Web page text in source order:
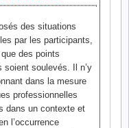
des situations
par les participants,
des points
soient soulevés. Il n’y
dans la mesure
professionnelles
dans un contexte et
l’occurrence